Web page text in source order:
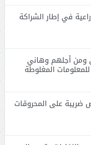
في إطار الشراكة
ومن أجلهم وهاني
المغلوطة
على المحروقات